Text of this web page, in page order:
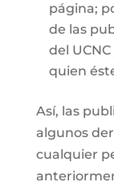
página;
de las
del
quien
Así, las
algunos
cualquier